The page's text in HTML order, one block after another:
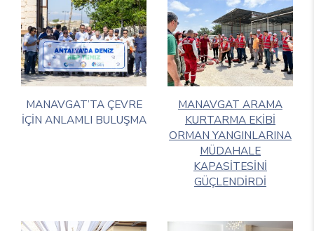
MANAVGAT’TA ÇEVRE
İÇİN ANLAMLI BULUŞMA
MANAVGAT ARAMA
KURTARMA EKİBİ
ORMAN YANGINLARINA
MÜDAHALE
KAPASİTESİNİ
GÜÇLENDİRDİ